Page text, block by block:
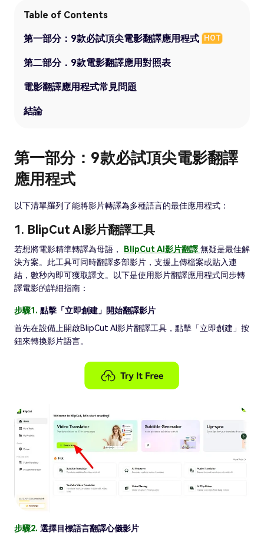
Table of Contents
第一部分：9款必試頂尖電影翻譯應用程式 HOT
第二部分．9款電影翻譯應用對照表
電影翻譯應用程式常見問題
結論
第一部分：9款必試頂尖電影翻譯
應用程式
以下清單羅列了能將影片轉譯為多種語言的最佳應用程式：
1. BlipCut AI影片翻譯工具
若想將電影精準轉譯為母語， BlipCut AI影片翻譯 無疑是最佳解
決方案。此工具可同時翻譯多部影片，支援上傳檔案或貼入連
結，數秒內即可獲取譯文。以下是使用影片翻譯應用程式同步轉
譯電影的詳細指南：
步驟1. 點擊「立即創建」開始翻譯影片
首先在設備上開啟BlipCut AI影片翻譯工具，點擊「立即創建」按
鈕來轉換影片語言。
步驟2. 選擇目標語言翻譯心儀影片